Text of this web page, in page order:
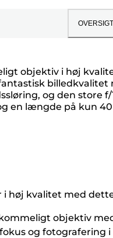
OVERSIGT
objektiv i høj
fantastisk
og den store
en længde på kun
i høj kvalitet med
objektiv
og fotografering i